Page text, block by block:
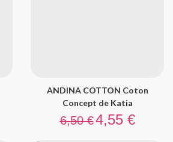
ANDINA COTTON Coton
Concept de Katia
Prix de base
6,50 € Prix
4,55 €